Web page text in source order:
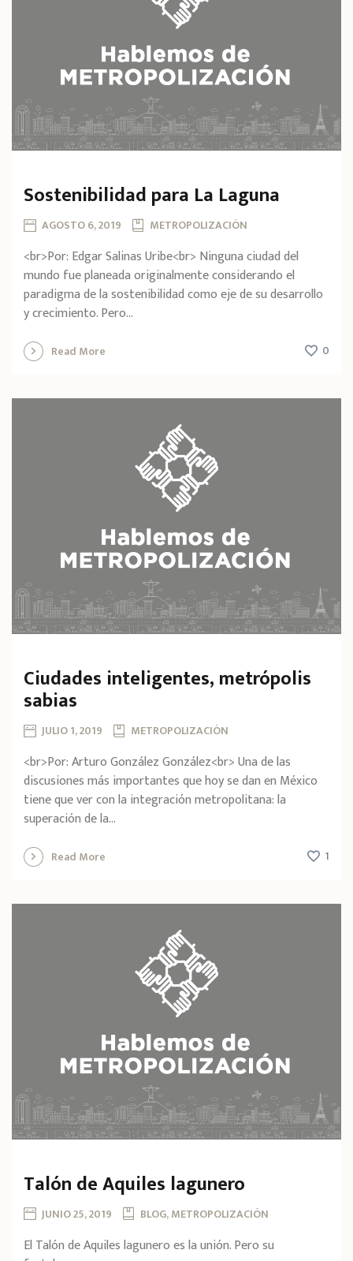
Sostenibilidad para La Laguna
AGOSTO 6, 2019 METROPOLIZACIÓN
<br>Por: Edgar Salinas Uribe<br> Ninguna ciudad del
mundo fue planeada originalmente considerando el
paradigma de la sostenibilidad como eje de su desarrollo
y crecimiento. Pero...
Read More 0
Ciudades inteligentes, metrópolis
sabias
JULIO 1, 2019 METROPOLIZACIÓN
<br>Por: Arturo González González<br> Una de las
discusiones más importantes que hoy se dan en México
tiene que ver con la integración metropolitana: la
superación de la...
Read More 1
Talón de Aquiles lagunero
JUNIO 25, 2019 BLOG, METROPOLIZACIÓN
El Talón de Aquiles lagunero es la unión. Pero su